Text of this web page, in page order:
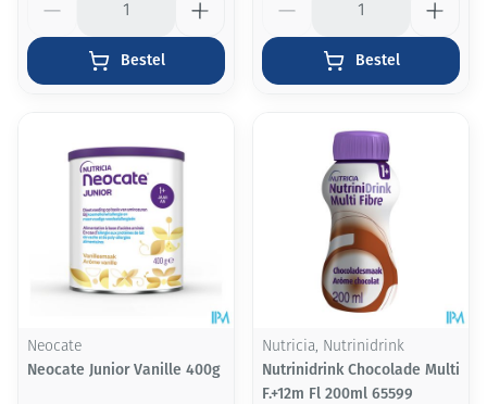
Bestel Bestel
Neocate
Neocate Junior Vanille 400g
Nutricia, Nutrinidrink
Nutrinidrink Chocolade Multi
F.+12m Fl 200ml 65599